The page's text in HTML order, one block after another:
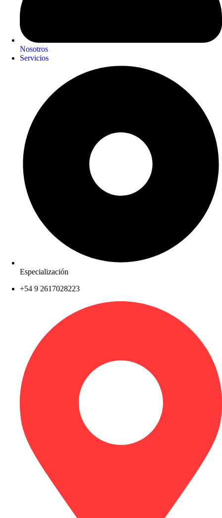
Nosotros
Servicios
Especialización
+54 9 2617028223